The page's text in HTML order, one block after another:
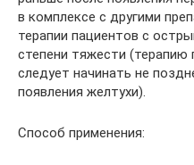
в комплексе с другими
терапии пациентов с
степени тяжести
следует начинать не
появления желтухи).
Способ применения: